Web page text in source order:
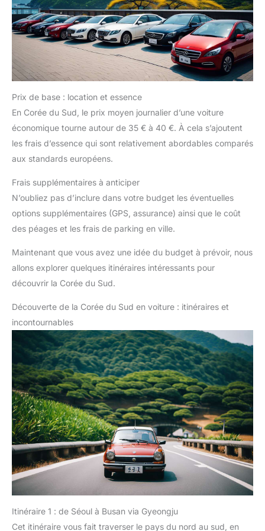
Prix de base : location et essence
En Corée du Sud, le prix moyen journalier d’une voiture
économique tourne autour de 35 € à 40 €. À cela s’ajoutent
les frais d’essence qui sont relativement abordables comparés
aux standards européens.
Frais supplémentaires à anticiper
N’oubliez pas d’inclure dans votre budget les éventuelles
options supplémentaires (GPS, assurance) ainsi que le coût
des péages et les frais de parking en ville.
Maintenant que vous avez une idée du budget à prévoir, nous
allons explorer quelques itinéraires intéressants pour
découvrir la Corée du Sud.
Découverte de la Corée du Sud en voiture : itinéraires et
incontournables
Itinéraire 1 : de Séoul à Busan via Gyeongju
Cet itinéraire vous fait traverser le pays du nord au sud, en